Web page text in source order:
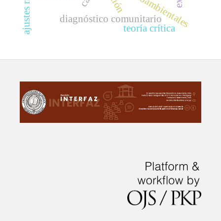
diagnóstico comunitario
teoría crítica